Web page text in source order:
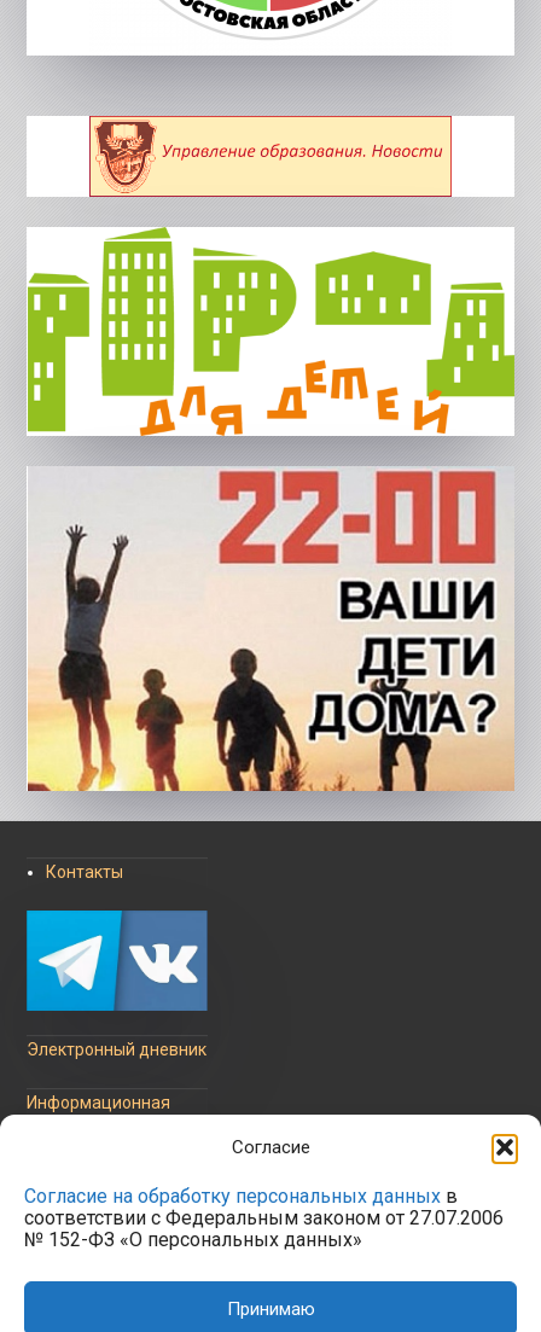
Согласие
Согласие на обработку персональных данных в
соответствии с Федеральным законом от 27.07.2006
№ 152-ФЗ «О персональных данных»
Принимаю
Контакты
Электронный дневник
Информационная